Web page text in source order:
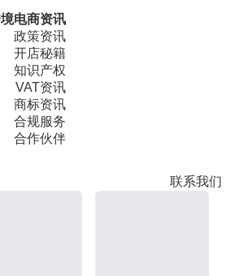
电商资讯
政策资讯
开店秘籍
知识产权
VAT资讯
商标资讯
合规服务
合作伙伴
联系我们